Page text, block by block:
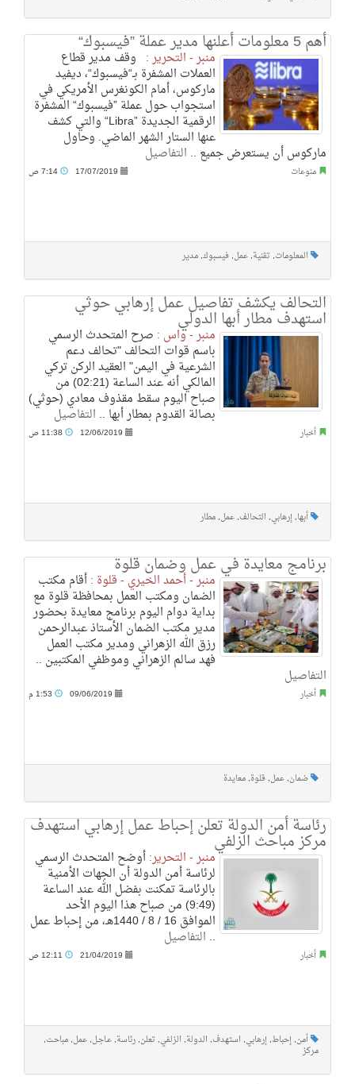
أهم 5 معلومات أعلنها مدير عملة ”فيسبوك“
منبر - التحرير : وقف مدير قطاع
العملات المشفرة بـ“فيسبوك“، ديفيد
ماركوس، أمام الكونغرس الأمريكي في
استجواب حول عملة ”فيسبوك“ المشفرة
الرقمية الجديدة ”Libra“ والتي كشف
عنها الستار الشهر الماضي. وحاول
ماركوس أن يستعرض جميع .. التفاصيل
منوعات 17/07/2019
المعلومات, تقنية, عمل, فيسبوك, مدير
التحالف يكشف تفاصيل عمل إرهابي حوثي
استهدف مطار أبها الدولي
منبر - واس : صرح المتحدث الرسمي
باسم قوات التحالف "تحالف دعم
الشرعية في اليمن" العقيد الركن تركي
المالكي أنه عند الساعة (02:21) من
صباح اليوم سقط مقذوف معادي (حوثي)
بصالة القدوم بمطار أبها .. التفاصيل
أخبار 12/06/2019
أبها, إرهابي, التحالف, عمل, مطار
برنامج معايدة في عمل وضمان قلوة
منبر - أحمد الخيري - قلوة :أقام مكتب
الضمان ومكتب العمل بمحافظة قلوة مع
بداية دوام اليوم برنامج معايدة بحضور
مدير مكتب الضمان الأستاذ عبدالرحمن
رزق الله الزهراني ومدير مكتب العمل
فهد سالم الزهراني وموظفي المكتبين ..
التفاصيل
أخبار 09/06/2019
ضمان, عمل, قلوة, معايدة
رئاسة أمن الدولة تعلن إحباط عمل إرهابي استهدف
مركز مباحث الزلفي
منبر - التحرير:أوضح المتحدث الرسمي
لرئاسة أمن الدولة أن الجهات الأمنية
بالرئاسة تمكنت بفضل الله عند الساعة
(9:49) من صباح هذا اليوم الأحد
الموافق 16 / 8 / 1440هـ، من إحباط عمل
.. التفاصيل
أخبار 21/04/2019
أمن, إحباط, إرهابي, استهدف, الدولة, الزلفي, تعلن, رئاسة, عـاجـل, عمل, مباحث,
مركز